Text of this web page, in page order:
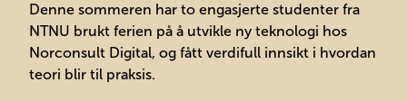
Denne sommeren har to engasjerte studenter fra
NTNU brukt ferien på å utvikle ny teknologi hos
Norconsult Digital, og fått verdifull innsikt i hvordan
teori blir til praksis.